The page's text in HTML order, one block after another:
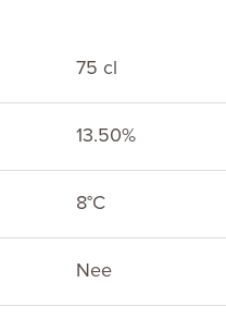
75 cl
13.50%
8°C
Nee